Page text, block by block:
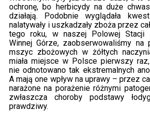
ochronę, bo herbicydy na duże
działają. Podobnie wyglądała
nalatywały i uszkadzały zboża przez
tego roku, w naszej Polowej Stacji
Winnej Górze, zaobserwowaliśmy na
mszyc zbożowych w żółtych
miała miejsce w Polsce pierwszy
nie odnotowano tak ekstremalnych
A mają one wpływ na uprawy – przez
narażone na porażenie różnymi
zwłaszcza choroby podstawy
prawdziwy.